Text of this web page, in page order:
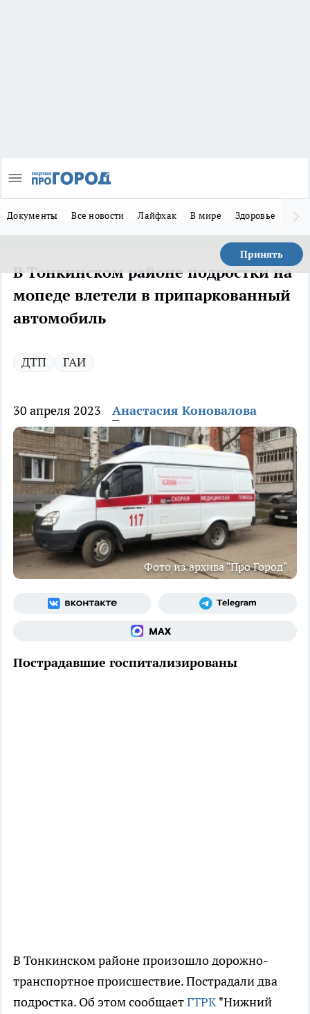
Документы Все новости Лайфхак В мире Здоровье
Принять
В Тонкинском районе подростки на
мопеде влетели в припаркованный
автомобиль
ДТП ГАИ
30 апреля 2023 Анастасия Коновалова
Фото из архива "Про Город"
Пострадавшие госпитализированы
В Тонкинском районе произошло дорожно-
транспортное происшествие. Пострадали два
подростка. Об этом сообщаетГТРК"Нижний